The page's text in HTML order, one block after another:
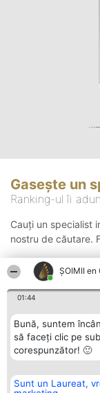
ȘOIMII en
01:44
Bună, suntem
să faceți clic pe
corespunzător! 🙂
Sunt un Laureat,
Gasește un
Ranking-ul îi
Cauți un specialist
nostru de căutare.
Organizator Ranking